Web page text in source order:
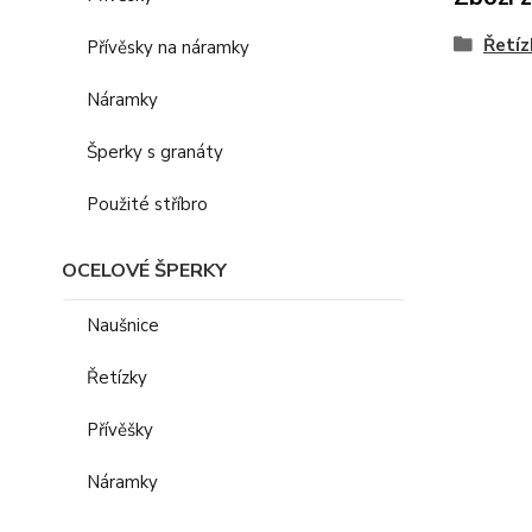
Přívěsky na náramky
Náramky
Šperky s granáty
Použité stříbro
OCELOVÉ ŠPERKY
Naušnice
Řetízky
Přívěšky
Náramky